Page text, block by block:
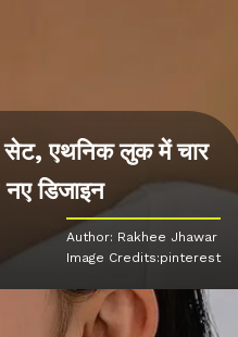
एथनिक लुक में चार
डिजाइन
Author: Rakhee Jhawar
Image Credits:pinterest